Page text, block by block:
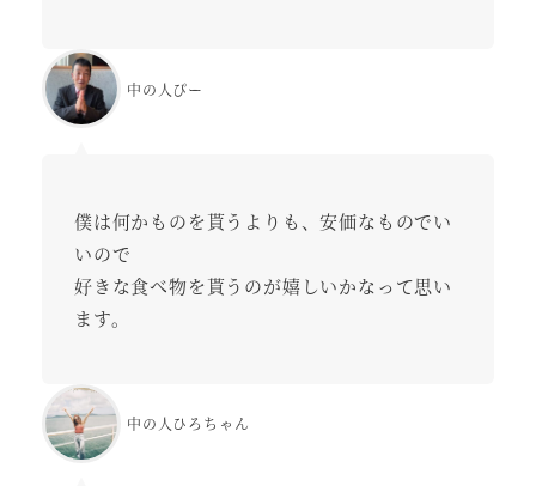
中の人ぴー
僕は何かものを貰うよりも、安価なものでい
いので
好きな食べ物を貰うのが嬉しいかなって思い
ます。
中の人ひろちゃん